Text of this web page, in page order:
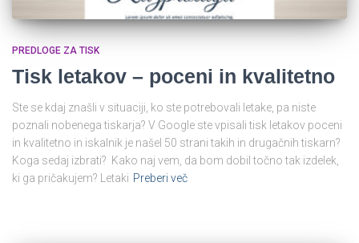
PREDLOGE ZA TISK
Tisk letakov – poceni in kvalitetno
Ste se kdaj znašli v situaciji, ko ste potrebovali letake, pa niste
poznali nobenega tiskarja? V Google ste vpisali tisk letakov poceni
in kvalitetno in iskalnik je našel 50 strani takih in drugačnih tiskarn?
Koga sedaj izbrati? Kako naj vem, da bom dobil točno tak izdelek,
ki ga pričakujem? Letaki Preberi več